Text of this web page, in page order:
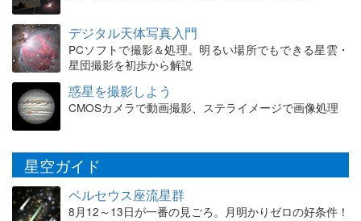
デジタル天体写真入門
PCソフトで撮影＆処理。明るい場所でもできる星雲・
星団撮影を初歩から解説
惑星を撮影しよう
CMOSカメラで動画撮影、ステライメージで画像処理
星空ガイド
ペルセウス座流星群
8月12～13日が一番の見ごろ。月明かりゼロの好条件！